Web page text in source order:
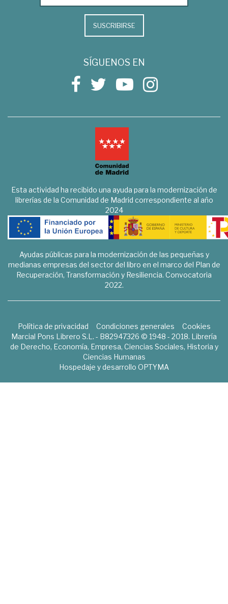
SUSCRIBIRSE
SÍGUENOS EN
Esta actividad ha recibido una ayuda para la modernización de
librerías de la Comunidad de Madrid correspondiente al año
2024
Ayudas públicas para la modernización de las pequeñas y
medianas empresas del sector del libro en el marco del Plan de
Recuperación, Transformación y Resiliencia. Convocatoria
2022.
Política de privacidad Condiciones generales
Cookies
Marcial Pons Librero S.L. - B82947326 © 1948 - 2018. Librería
de Derecho, Economía, Empresa, Ciencias Sociales, Historia y
Ciencias Humanas
Hospedaje y desarrollo OPTYMA